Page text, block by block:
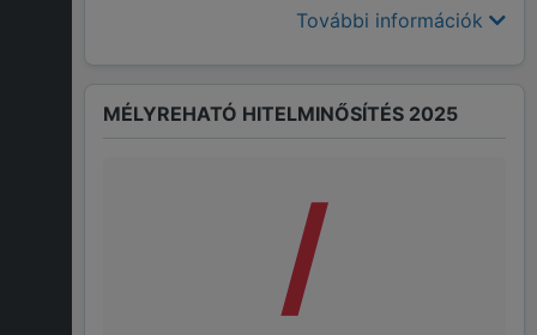
További információk
MÉLYREHATÓ HITELMINŐSÍTÉS 2025
/